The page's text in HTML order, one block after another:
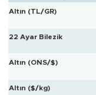
Altın (TL/GR)
22 Ayar Bilezik
Altın (ONS/$)
Altın ($/kg)